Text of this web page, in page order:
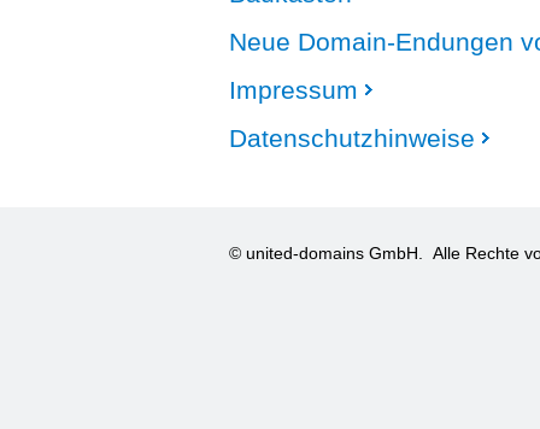
Neue Domain-Endungen
Impressum
Datenschutzhinweise
© united-domains GmbH. Alle Rechte